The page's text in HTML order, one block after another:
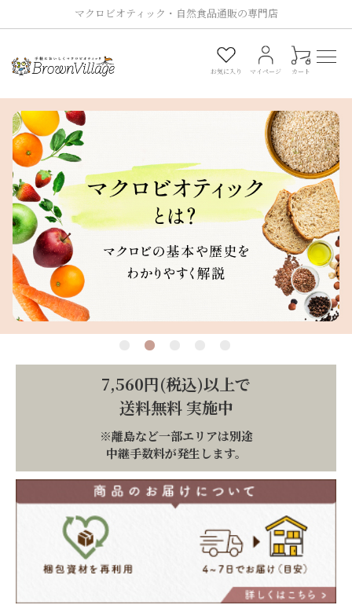
マクロビオティック・自然食品通販の専門店
お気に入り マイページ カート
0
7,560円(税込)以上で
送料無料 実施中
※離島など一部エリアは別途
中継手数料が発生します。